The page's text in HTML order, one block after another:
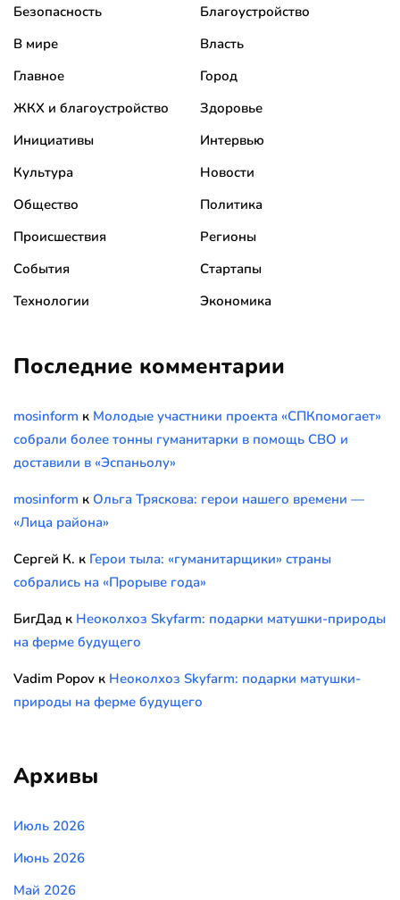
Безопасность
Благоустройство
В мире
Власть
Главное
Город
ЖКХ и благоустройство
Здоровье
Инициативы
Интервью
Культура
Новости
Общество
Политика
Происшествия
Регионы
События
Стартапы
Технологии
Экономика
Последние комментарии
mosinform к Молодые участники проекта «СПКпомогает»
собрали более тонны гуманитарки в помощь СВО и
доставили в «Эспаньолу»
mosinform к Ольга Тряскова: герои нашего времени —
«Лица района»
Сергей К. к Герои тыла: «гуманитарщики» страны
собрались на «Прорыве года»
БигДад к Неоколхоз Skyfarm: подарки матушки-природы
на ферме будущего
Vadim Popov к Неоколхоз Skyfarm: подарки матушки-
природы на ферме будущего
Архивы
Июль 2026
Июнь 2026
Май 2026